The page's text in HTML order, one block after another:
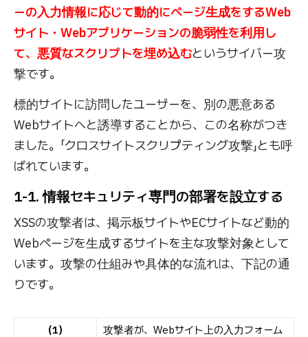
ーの入力情報に応じて動的にページ生成をするWeb
サイト・Webアプリケーションの脆弱性を利用し
て、悪質なスクリプトを埋め込むというサイバー攻
撃です。
標的サイトに訪問したユーザーを、別の悪意ある
Webサイトへと誘導することから、この名称がつき
ました。「クロスサイトスクリプティング攻撃」とも呼
ばれています。
1-1. 情報セキュリティ専門の部署を設立する
XSSの攻撃者は、掲示板サイトやECサイトなど動的
Webページを生成するサイトを主な攻撃対象として
います。攻撃の仕組みや具体的な流れは、下記の通
りです。
（1）
攻撃者が、Webサイト上の入力フォーム